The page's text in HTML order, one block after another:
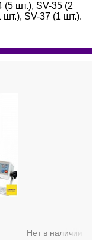
(5 шт.), SV-35 (2
SV-37 (1 шт.).
Нет в наличии